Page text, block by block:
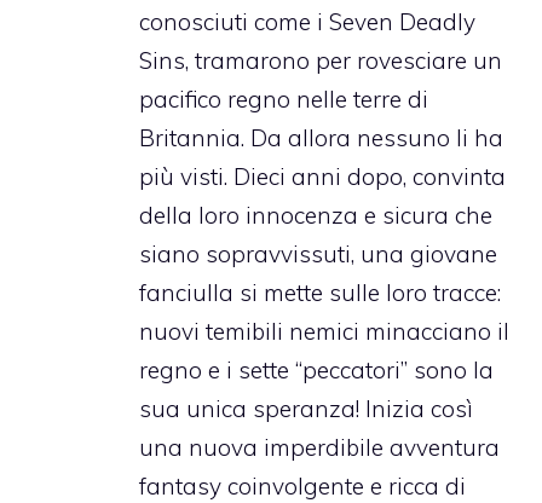
conosciuti come i Seven Deadly
Sins, tramarono per rovesciare un
pacifico regno nelle terre di
Britannia. Da allora nessuno li ha
più visti. Dieci anni dopo, convinta
della loro innocenza e sicura che
siano sopravvissuti, una giovane
fanciulla si mette sulle loro tracce:
nuovi temibili nemici minacciano il
regno e i sette “peccatori” sono la
sua unica speranza! Inizia così
una nuova imperdibile avventura
fantasy coinvolgente e ricca di